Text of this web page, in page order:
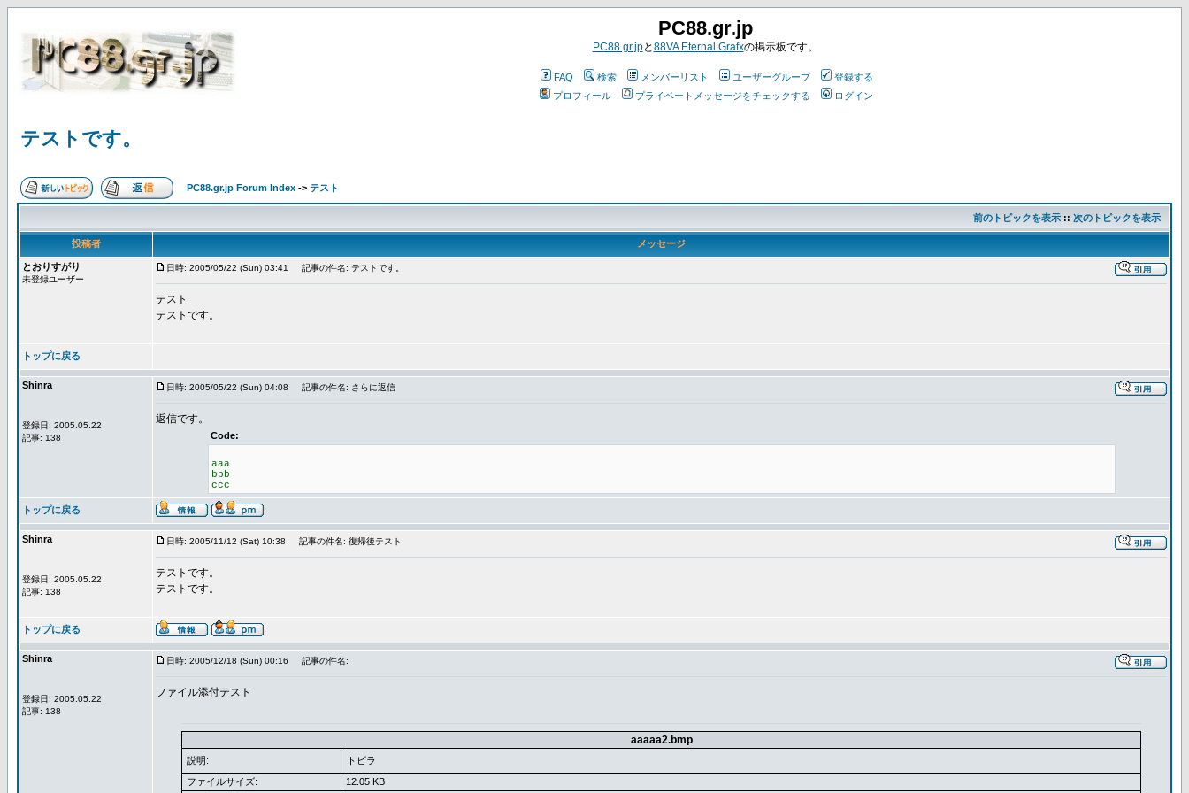
PC88.gr.jp
PC88.gr.jpと88VA Eternal Grafxの掲示板です。
FAQ 検索 メンバーリスト ユーザーグループ
登録する
プロフィール
プライベートメッセージをチェックする ログイン
テストです。
PC88.gr.jp Forum Index -> テスト
前のトピックを表示 :: 次のトピックを表示
投稿者 メッセージ
とおりすがり
未登録ユーザー
日時: 2005/05/22 (Sun) 03:41 記事の件名: テストです。
テスト
テストです。
トップに戻る
Shinra
登録日: 2005.05.22
記事: 138
日時: 2005/05/22 (Sun) 04:08 記事の件名: さらに返信
返信です。
Code:
aaa
bbb
ccc
トップに戻る
Shinra
登録日: 2005.05.22
記事: 138
日時: 2005/11/12 (Sat) 10:38 記事の件名: 復帰後テスト
テストです。
テストです。
トップに戻る
Shinra
登録日: 2005.05.22
記事: 138
日時: 2005/12/18 (Sun) 00:16 記事の件名:
ファイル添付テスト
aaaaa2.bmp
説明:
トビラ
ファイルサイズ:
12.05 KB